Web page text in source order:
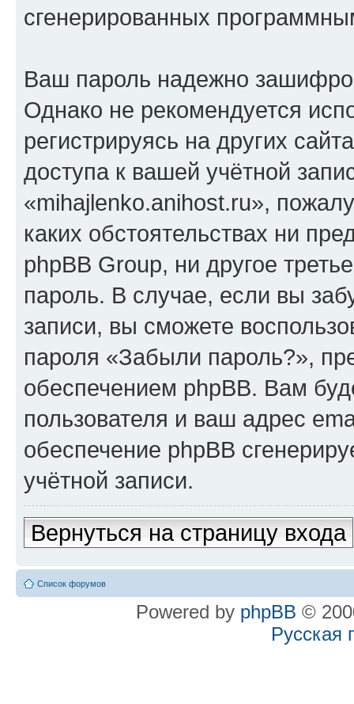
сгенерированных
Ваш пароль надежно
Однако не рекомендуется
регистрируясь на других
доступа к вашей учётной
«mihajlenko.anihost.ru»,
каких обстоятельствах ни
phpBB Group, ни другое
пароль. В случае, если вы
записи, вы сможете
пароля «Забыли пароль?»,
обеспечением phpBB. Вам
пользователя и ваш адрес
обеспечение phpBB
учётной записи.
Вернуться на страницу входа
Список форумов
Powered by phpBB ©
Русская